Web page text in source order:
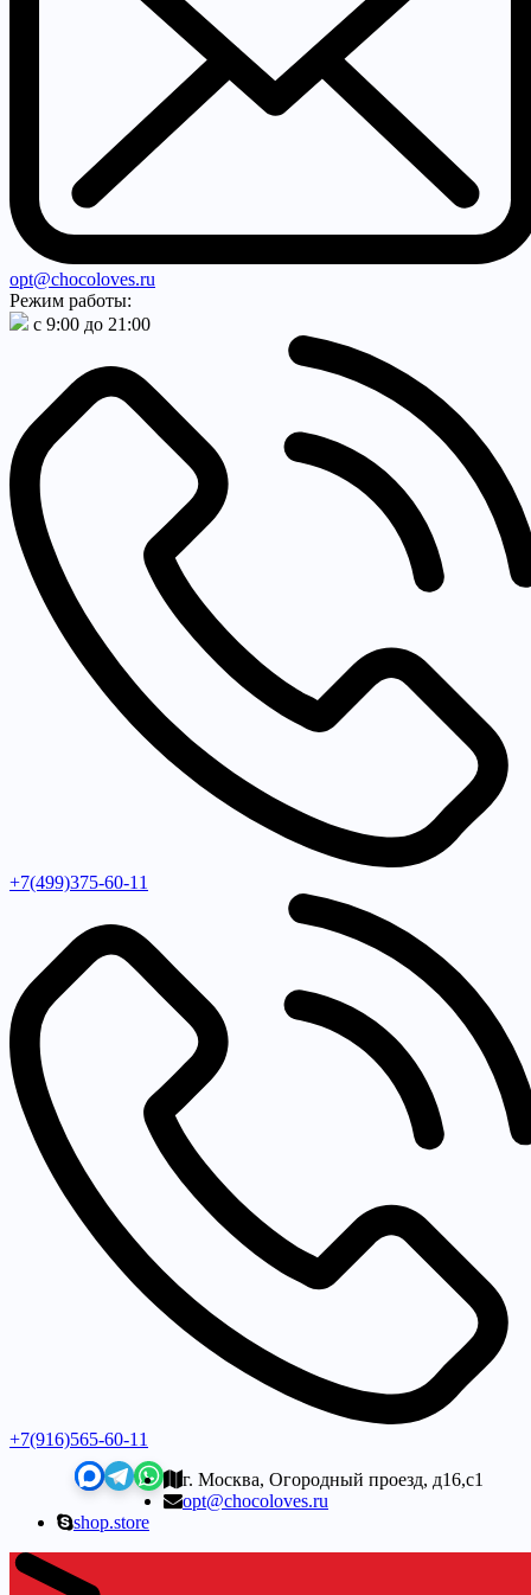
opt@chocoloves.ru
Режим работы:
с 9:00 до 21:00
+7(499)375-60-11
+7(916)565-60-11
г. Москва, Огородный проезд, д16,с1
opt@chocoloves.ru
shop.store